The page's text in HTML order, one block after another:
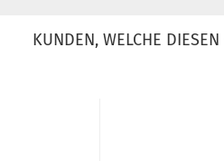
KUNDEN, WELCHE